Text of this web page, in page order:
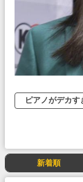
ピアノがデカす
新着順